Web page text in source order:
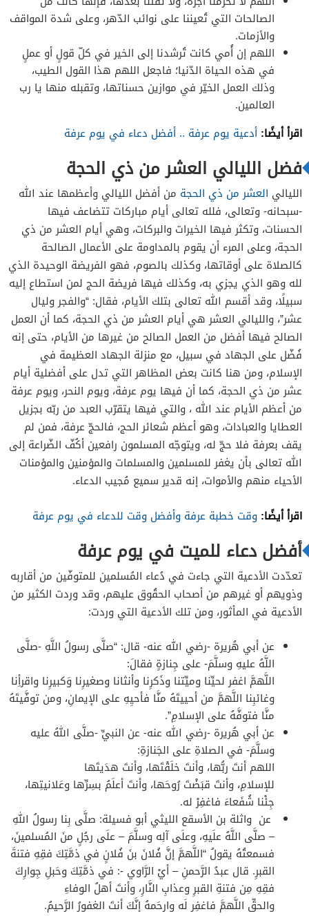
الصالحات التي تُعيننا على نوائب الدّهر، وعلى شدة المواقف
والأزمات.
اللهم إن أُمي كانت تُرشدنا إلى الخير في كلّ قولٍ أو عملٍ
في هذه الحياة الدّنيا؛ فاجعل اللهم هذا القول الطيب،
وذلك العمل الخيّر في موازين حسناتها، وتقبله منها يا رب
العالمين.
اقرأ أيضًا: أدعية يوم عرفة .. أفضل دعاء في يوم عرفة
فضل الليالي العشر من ذي الحجة
الليالي العشر من ذي الحجة من أفضل الليالي وأعظمها عند الله
-سبحانه- وتعالى، فلله تعالى أيام مباركات تتضاعف فيها
الحسنات، وتكثر فيها الخيرات والبركات، وهي أيام العشر من ذي
الحجة، وعلى المرء أن يقوم بالمداومة على الأعمال الصالحة
كالصلاة على أوقاتها، وكذلك بالصوم، فهو الفريضة الوحيدة الذي
لله وهو الذي يجزي به، وكذلك فيها فريضة الحج لمن استطاع إليه
سبيلًا، وقد أقسم الله تعالى بتلك الأيام، فقال: “والفجر وليال
عشر”، والليالي العشر هي أيام العشر من ذي الحجة، كما أن العمل
الصالح فيها أفضل من العمل الصالح من غيرها من الأيام، حتى إنه
فُضّل على الجهاد في سبيل، مع منزلة الجهاد العظيمة في
الإسلام، ومن هنا كانت بعض المظاهر التي تدل على أفضلية أيام
عشر من ذي الحجة، كما أن فيها يوم عرفة، ويوم النحر، ويوم عرفة
من أعظم الأيام عند الله ، والتي فيها يتقرّب العبد من ربّه بجزيل
العطايا والعبادات، وهو أعظم شعائر الحج، فالحجّ عرفة، فمن لم
يقف بعرفة فلا حجّ له، ويتوجّه المسلمون رافعين أكُفّ الضّراعة إلى
الله تعالى بأن يغفر للمسلمين والمسلمات والمؤمنين والمؤمنات
الأحياء منهم والأموات، إنه قدير سميع مُجيب الدعاء.
اقرأ أيضًا: وقت خطبة عرفة وأفضل وقت للدعاء في يوم عرفة
أفضل دعاء للميت في يوم عرفة
تعدّدت الأدعية التي جاءت في دُعاء المُسلمين للمتوفّين من أقاربه
وذويهم أو غيرهم من أصحاب الحقُوق عليهم، وقد وردت الكثير من
الأدعية في المأثور، ومن تلك الأدعية التي وردت:
عن أبي هُريرة -رضي الله عنه- قال: “صلَّى رسولُ اللَّهِ -صلَّى
اللَّهُ عليهِ وسلَّمَ- على جِنازةٍ فقالَ:
اللَّهمَّ اغفر لحيِّنا وميِّتنا وذَكرِنا وأنثانا وصغيرِنا وَكبيرِنا واقرأِنا
وغائبِنا اللَّهمَّ من أحييتَهُ منَّا فأحيِهِ على الإيمانِ، ومن توفَّيتَهُ
منَّا فتوفَّهُ على الإسلامِ”.
عن أبي هُريرة -رضي الله عنه- عن النبيِّ -صلَّى اللهُ عليه
وسلَّمَ- في الصلاةِ على الجَنازةِ:
اللهم أنتَ ربُّها، وأنتَ خلَقْتَها، وأنتَ هدَيتَها
للإسلامِ، وأنتَ قبَضْتَ رُوحَها، وأنتَ أعلَمُ بسِرِّها وعَلانيتِها،
جِئْنا شُفَعاءَ فاغفِرْ له.
عن واثلة بن الأسقع الليثي أبو فسيلة: صلَّى بِنا رسولُ اللهِ
– صلَّى اللَّهُ علَيهِ، وعلَى آلِه وسلَّمَ – علَى رجُلٍ منَ المُسلمينَ،
فسمعتُهُ يقولُ “اللَّهمَّ إنَّ فُلانَ بنَ فُلانٍ في ذمَّتِكَ فقِهِ فتنةَ
القبرِ. قال عبدُ الرَّحمنِ – أيْ الرَّاوي -: في ذمَّتِكَ وحَبلِ جِوارِكَ
فقِهِ مِن فتنةِ القبرِ وعذابِ النَّارِ، وأنتَ أهلُ الوفاءِ
والحقِّ اللَّهمَّ فاغفِر لَه وارحَمهُ إنَّكَ أنتَ الغفورُ الرَّحيمُ.